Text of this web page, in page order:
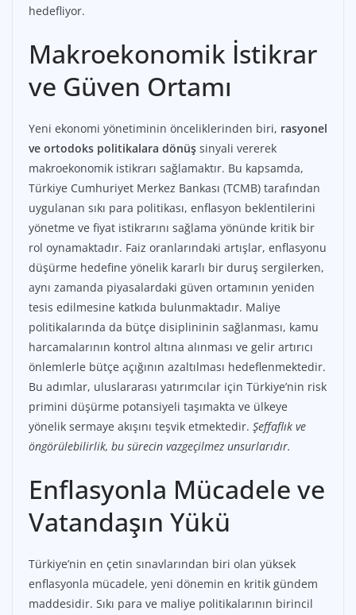
hedefliyor.
Makroekonomik İstikrar
ve Güven Ortamı
Yeni ekonomi yönetiminin önceliklerinden biri, rasyonel
ve ortodoks politikalara dönüş sinyali vererek
makroekonomik istikrarı sağlamaktır. Bu kapsamda,
Türkiye Cumhuriyet Merkez Bankası (TCMB) tarafından
uygulanan sıkı para politikası, enflasyon beklentilerini
yönetme ve fiyat istikrarını sağlama yönünde kritik bir
rol oynamaktadır. Faiz oranlarındaki artışlar, enflasyonu
düşürme hedefine yönelik kararlı bir duruş sergilerken,
aynı zamanda piyasalardaki güven ortamının yeniden
tesis edilmesine katkıda bulunmaktadır. Maliye
politikalarında da bütçe disiplininin sağlanması, kamu
harcamalarının kontrol altına alınması ve gelir artırıcı
önlemlerle bütçe açığının azaltılması hedeflenmektedir.
Bu adımlar, uluslararası yatırımcılar için Türkiye’nin risk
primini düşürme potansiyeli taşımakta ve ülkeye
yönelik sermaye akışını teşvik etmektedir. Şeffaflık ve
öngörülebilirlik, bu sürecin vazgeçilmez unsurlarıdır.
Enflasyonla Mücadele ve
Vatandaşın Yükü
Türkiye’nin en çetin sınavlarından biri olan yüksek
enflasyonla mücadele, yeni dönemin en kritik gündem
maddesidir. Sıkı para ve maliye politikalarının birincil